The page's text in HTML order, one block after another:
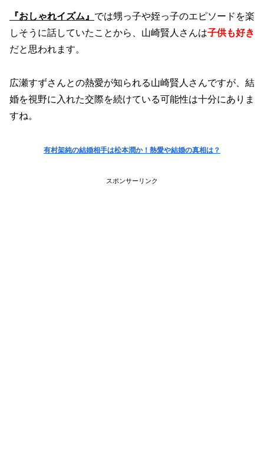
『おしゃれイズム』 では甥っ子や姪っ子のエピソードを楽
しそうに話していたことから、山崎賢人さんは子供も好き
だと思われます。
広瀬すずさんとの熱愛が知られる山崎賢人さんですが、結
婚を視野に入れた交際を続けている可能性は十分にありま
すね。
有村架純の結婚相手は松本潤か！熱愛や結婚の真相は？
スポンサーリンク